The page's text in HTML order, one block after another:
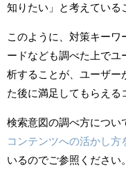
知りたい」と考えている
このように、対策キー
ードなども調べた上でユ
析することが、ユーザー
た後に満足してもらえる
検索意図の調べ方につい
コンテンツへの活かし方
いるのでご参照ください。